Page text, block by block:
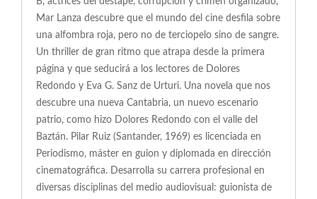
Mar Lanza descubre que el mundo del cine desfila sobre
una alfombra roja, pero no de terciopelo sino de sangre.
Un thriller de gran ritmo que atrapa desde la primera
página y que seducirá a los lectores de Dolores
Redondo y Eva G. Sanz de Urturi. Una novela que nos
descubre una nueva Cantabria, un nuevo escenario
patrio, como hizo Dolores Redondo con el valle del
Baztán. Pilar Ruiz (Santander, 1969) es licenciada en
Periodismo, máster en guion y diplomada en dirección
cinematográfica. Desarrolla su carrera profesional en
diversas disciplinas del medio audiovisual: guionista de